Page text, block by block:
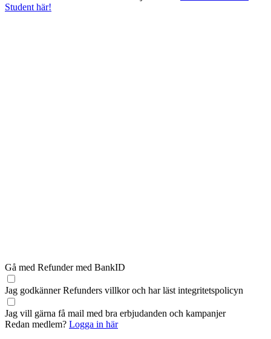
Student här!
Gå med Refunder med BankID
Jag godkänner Refunders villkoroch har läst integritetspolicyn
Jag vill gärna få mail med bra erbjudanden och kampanjer
Redan medlem? Logga in här